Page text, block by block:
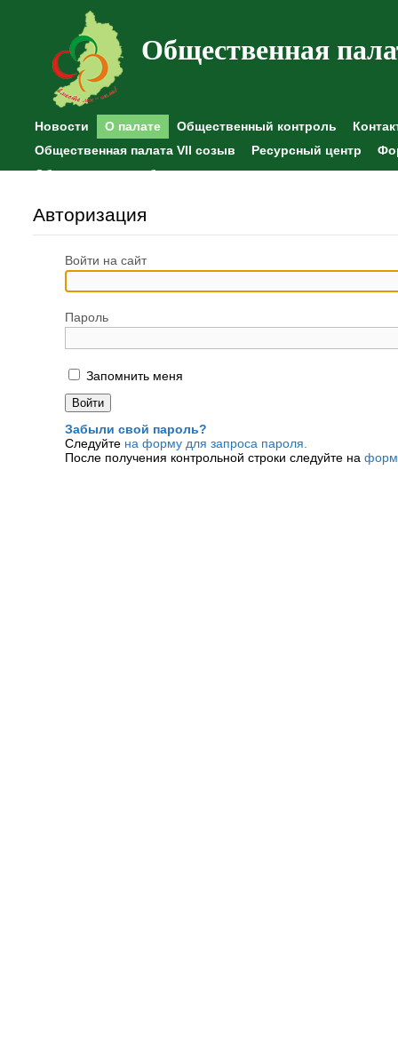
Общественная
Новости О палате Общественный контроль
Общественная палата VII созыв
Ресурсный центр
Общественные наблюдения
Авторизация
Войти на сайт
Пароль
Запомнить меня
Забыли свой пароль?
Следуйте на форму для запроса пароля.
После получения контрольной строки следуйте на